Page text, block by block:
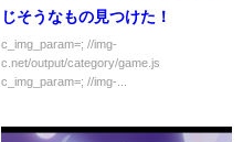
じそうなもの見つけた！
c_img_param=; //img-
c.net/output/category/game.js
c_img_param=; //img-...